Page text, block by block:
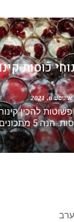
כוסות
אוגוסט 6, 2021
להכין
קינוחי שכבות